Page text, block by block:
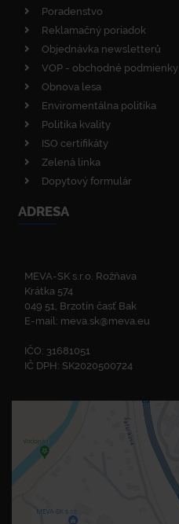
Poradenstvo
Reklamačný poriadok
Objednávka newsletterů
VOP - obchodné podmienky
Obnova lesa
Enviromentálna politika
Politika kvality
ISO certifikáty
Zelená linka
Dopytový formulár
ADRESA
MEVA-SK s.r.o. Rožňava
Krátka 574
049 51, Brzotín časť Bak
E-mail: meva.sk@meva.eu
IČO: 31681051
IČ DPH: SK2020500724